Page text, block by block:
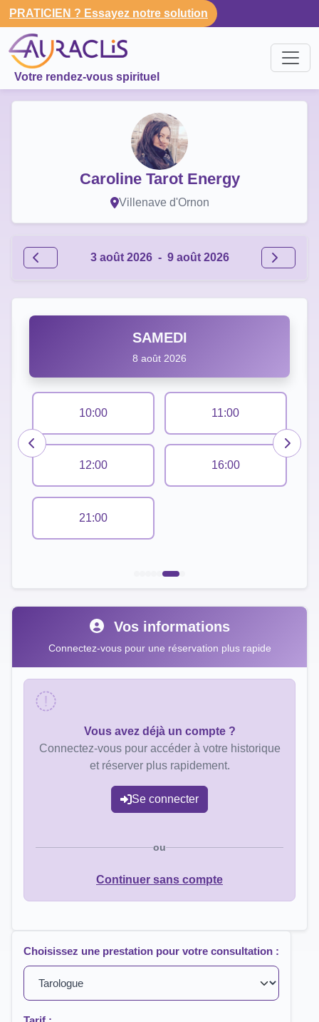
PRATICIEN ? Essayez notre solution
Votre rendez-vous spirituel
Caroline Tarot Energy
Villenave d'Ornon
3 août 2026 - 9 août 2026
SAMEDI
8 août 2026
10:00 11:00
12:00 16:00
21:00
Vos informations
Connectez-vous pour une réservation plus rapide
Vous avez déjà un compte ?
Connectez-vous pour accéder à votre historique
et réserver plus rapidement.
Se connecter
ou
Continuer sans compte
Choisissez une prestation pour votre consultation :